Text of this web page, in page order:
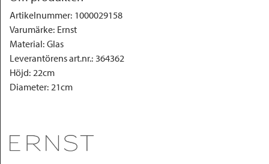
Artikelnummer: 1000029158
Varumärke: Ernst
Material: Glas
Leverantörens art.nr.: 364362
Höjd: 22cm
Diameter: 21cm